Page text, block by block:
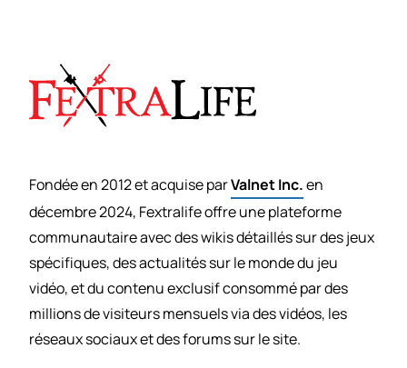
Fondée en 2012 et acquise parValnet Inc.en
décembre 2024, Fextralife offre une plateforme
communautaire avec des wikis détaillés sur des jeux
spécifiques, des actualités sur le monde du jeu
vidéo, et du contenu exclusif consommé par des
millions de visiteurs mensuels via des vidéos, les
réseaux sociaux et des forums sur le site.